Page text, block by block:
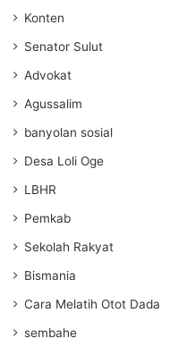
Konten
Senator Sulut
Advokat
Agussalim
banyolan sosial
Desa Loli Oge
LBHR
Pemkab
Sekolah Rakyat
Bismania
Cara Melatih Otot Dada
sembahe